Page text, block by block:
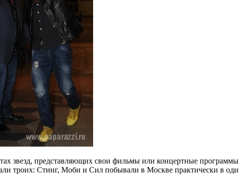
звезд, представляющих свои фильмы или концертные
троих: Стинг, Моби и Сил побывали в Москве практически в